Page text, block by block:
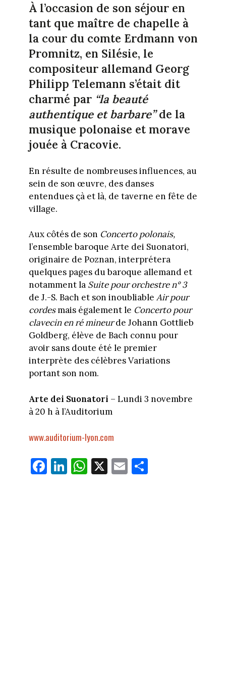
À l’occasion de son séjour en
tant que maître de chapelle à
la cour du comte Erdmann von
Promnitz, en Silésie, le
compositeur allemand Georg
Philipp Telemann s’était dit
charmé par “la beauté
authentique et barbare”de la
musique polonaise et morave
jouée à Cracovie.
En résulte de nombreuses influences, au
sein de son œuvre, des danses
entendues çà et là, de taverne en fête de
village.
Aux côtés de son Concerto polonais,
l’ensemble baroque Arte dei Suonatori,
originaire de Poznan, interprétera
quelques pages du baroque allemand et
notamment la Suite pour orchestre n° 3
de J.-S. Bach et son inoubliable Air pour
cordesmais également le Concerto pour
clavecin en ré mineurde Johann Gottlieb
Goldberg, élève de Bach connu pour
avoir sans doute été le premier
interprète des célèbres Variations
portant son nom.
Arte dei Suonatori – Lundi 3 novembre
à 20 h à l’Auditorium
www.auditorium-lyon.com
Fa
ce
Li
nk
W
ha
X E
m
Pa
rt